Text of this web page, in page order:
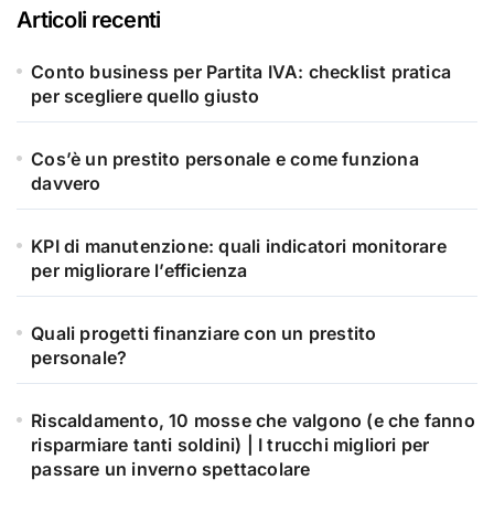
Articoli recenti
Conto business per Partita IVA: checklist pratica
per scegliere quello giusto
Cos’è un prestito personale e come funziona
davvero
KPI di manutenzione: quali indicatori monitorare
per migliorare l’efficienza
Quali progetti finanziare con un prestito
personale?
Riscaldamento, 10 mosse che valgono (e che fanno
risparmiare tanti soldini) | I trucchi migliori per
passare un inverno spettacolare